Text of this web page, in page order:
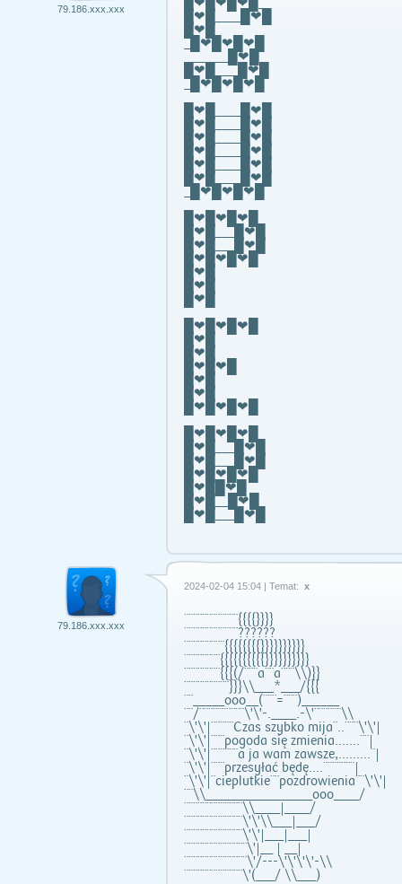
79.186.xxx.xxx
█❤█❤█❤█_
█❤█____█❤█
█❤█
_█❤█❤█❤█
_______█❤█
█❤█___ █❤█
_█❤█❤█❤█
█❤█____█❤█
█❤█____█❤█
█❤█____█❤█
█❤█____█❤█
█❤█____█❤█
█❤█____█❤█
_█❤█❤█❤█
█❤█❤█❤█
█❤█___█❤█
█❤█___█❤█
█❤█❤█❤█
█❤█
█❤█
█❤█
█❤█❤█❤█
█❤█
█❤█
█❤█❤█
█❤█
█❤█
█❤█❤█❤█
█❤█❤█❤█
█❤█___█❤█
█❤█___█❤█
█❤█❤█❤█
█❤██❤█
█❤█__█❤█
█❤█___█❤█
79.186.xxx.xxx
2024-02-04 15:04 | Temat: x
¨¨¨¨¨¨¨¨¨¨¨¨{{{{}}}}
¨¨¨¨¨¨¨¨¨¨¨¨??????
¨¨¨¨¨¨¨¨¨{{{{{{{{}}}}}}}}}}
¨¨¨¨¨¨¨¨{{{{{{{{{{}}}}}}}}}}
¨¨¨¨¨¨¨¨{{{(/¨¨¨a¨¨a¨¨¨\\)}}
¨¨¨¨¨¨¨¨¨¨}}}\\___*___/{{{
¨¨_____ooo__(¨¨¨=¨¨¨)______
¨¨/¨¨¨¨¨¨¨¨¨¨\'\'-.____.-\'¨¨¨¨¨¨\\
¨\'\'|¨¨¨¨¨Czas szybko mija¨..¨¨¨\'\'|
¨\'\'|¨¨¨pogoda się zmienia.......¨¨|
¨\'\'|¨¨¨¨¨¨a ja wam zawsze,.........¨|
¨\'\'|¨¨¨przesyłać będę....¨¨¨¨¨¨¨|
¨\'\'|¨cieplutkie¨¨pozdrowienia¨¨\'\'|
¨¨\\_________________ooo____/
¨¨¨¨¨¨¨¨¨¨¨¨¨\\____|____/
¨¨¨¨¨¨¨¨¨¨¨¨¨\'\'\\___|___/
¨¨¨¨¨¨¨¨¨¨¨¨¨\'\'|___|___|
¨¨¨¨¨¨¨¨¨¨¨¨¨¨\'|__ | __|
¨¨¨¨¨¨¨¨¨¨¨¨¨¨\'/---\'\'\'\'-\\
¨¨¨¨¨¨¨¨¨¨¨¨¨\'(___/ \\___)